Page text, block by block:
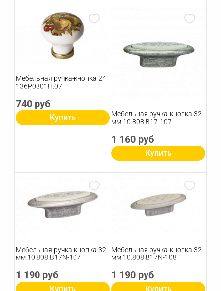
Мебельная ручка-кнопка 24
136P0301H.07
740 руб
Купить
Мебельная ручка-кнопка 32
мм 10.808.B17-107
1 160 руб
Купить
Мебельная ручка-кнопка 32
мм 10.808.B17N-107
1 190 руб
Купить
Мебельная ручка-кнопка 32
мм 10.808.B17N-108
1 190 руб
Купить